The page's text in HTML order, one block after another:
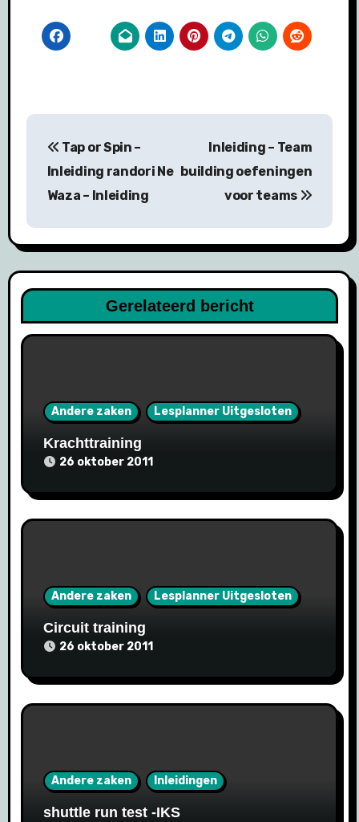
navigatie
Tap or Spin –
Inleiding randori Ne
Waza – Inleiding
Inleiding – Team
building oefeningen
voor teams
Gerelateerd bericht
Andere zaken Lesplanner Uitgesloten
Krachttraining
26 oktober 2011
Andere zaken Lesplanner Uitgesloten
Circuit training
26 oktober 2011
Andere zaken Inleidingen
shuttle run test -IKS